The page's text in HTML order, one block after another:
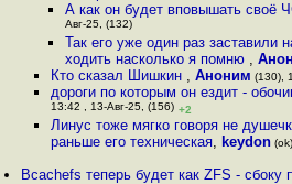
А как он будет вповышать своё
Авг-25, (132)
Так его уже один раз заставили
ходить насколько я помню ,
Кто сказал Шишкин , Аноним (130),
дороги по которым он ездит -
13:42 , 13-Авг-25, (156) +2
Линус тоже мягко говоря не
раньше его техническая, keydon
Bcachefs теперь будет как ZFS - сбоку